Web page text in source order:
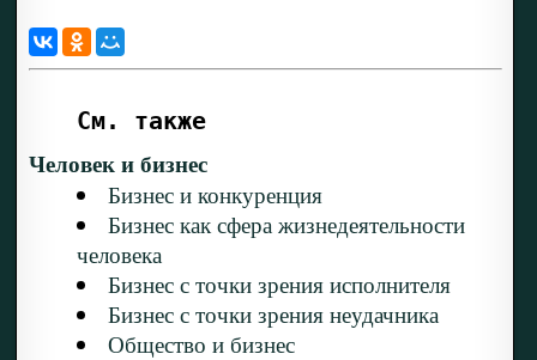
См. также
Человек и бизнес
Бизнес и конкуренция
Бизнес как сфера жизнедеятельности
человека
Бизнес с точки зрения исполнителя
Бизнес с точки зрения неудачника
Общество и бизнес